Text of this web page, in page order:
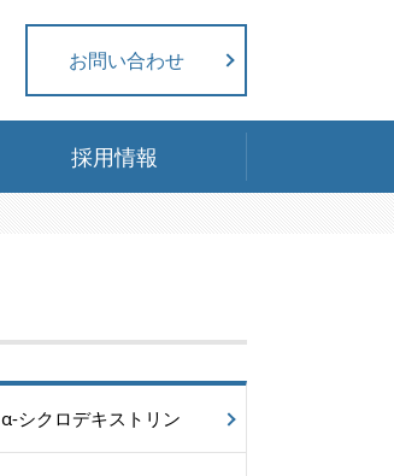
お問い合わせ
採用情報
α-シクロデキストリン